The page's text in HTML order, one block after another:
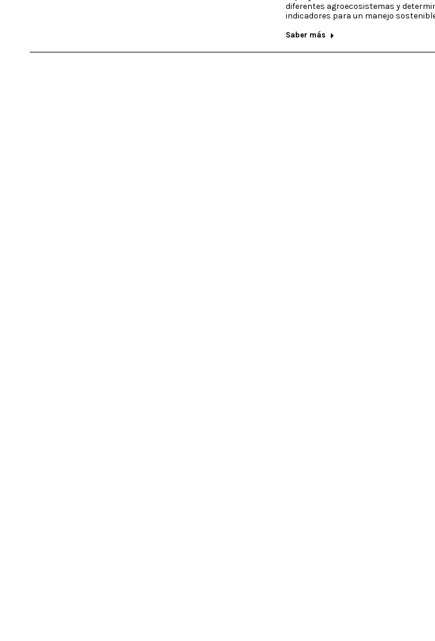
diferentes agroecosistemas y
indicadores para un manejo
Saber más